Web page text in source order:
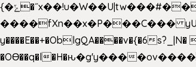
{�ݻ�˝x��!u�W��U|tw���#��� �HI>���h�?t �!���� �8v�l����\8��|�>��j��q8'��)�y�.����������5�!
����fXn��x�P���C��� yU�猔
y����E��+�OblgQA����v�{�6
�OƟ��q�l�H�ԋ�g'y���